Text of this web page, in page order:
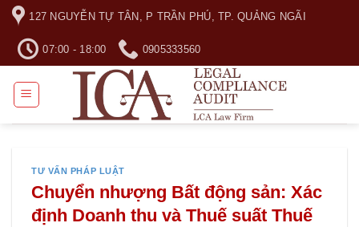
Skip
content
127 NGUYỄN TỰ TÂN, P TRẦN PHÚ, TP. QUẢNG NGÃI
07:00 - 18:00 0905333560
TƯ VẤN PHÁP LUẬT
Chuyển nhượng Bất động sản: Xác
định Doanh thu và Thuế suất Thuế